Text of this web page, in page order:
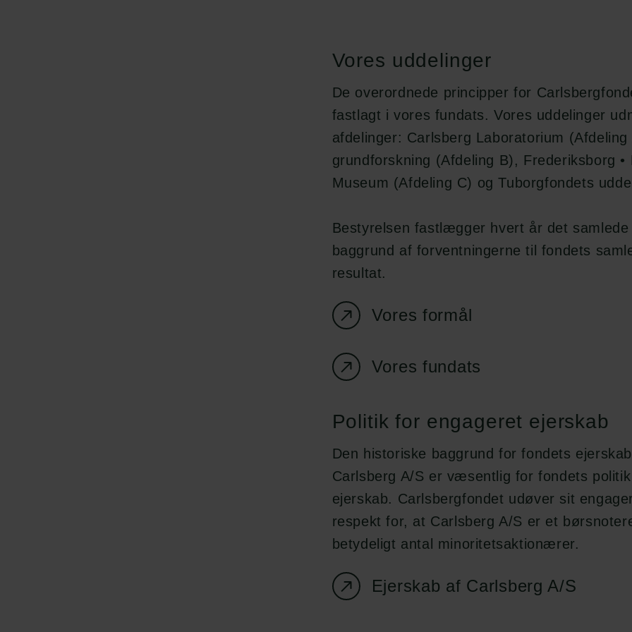
Vores uddelinger
De overordnede principper for
fastlagt i vores fundats. Vores uddelinger
afdelinger: Carlsberg Laboratorium (Afdeling
grundforskning (Afdeling B), Frederiksborg •
Museum (Afdeling C) og Tuborgfondets
Bestyrelsen fastlægger hvert år det samlede
baggrund af forventningerne til fondets
resultat.
Vores formål
Vores fundats
Politik for engageret ejerskab
Den historiske baggrund for fondets
Carlsberg A/S er væsentlig for fondets
ejerskab. Carlsbergfondet udøver sit
respekt for, at Carlsberg A/S er et
betydeligt antal minoritetsaktionærer.
Ejerskab af Carlsberg A/S
cfgrant@carlsbergfoundation.dk